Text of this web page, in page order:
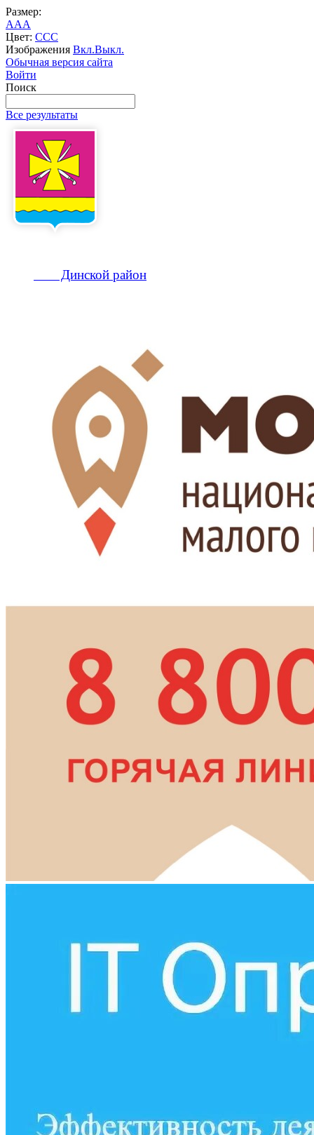
Размер:
AAA
Цвет: CCC
Изображения Вкл.Выкл.
Обычная версия сайта
Войти
Поиск
Все результаты
Динской район